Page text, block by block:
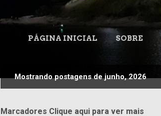
PÁGINA INICIAL SOBRE
P
s
Mostrando postagens de junho, 2026
Marcadores Clique aqui para ver mais